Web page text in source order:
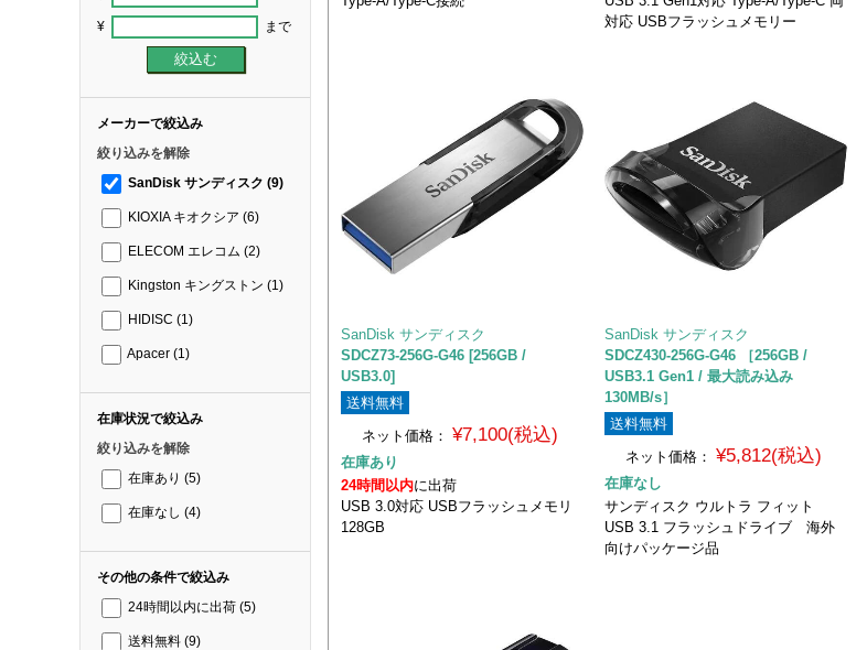
¥ まで
メーカーで絞込み
絞り込みを解除
SanDisk サンディスク (9)
KIOXIA キオクシア (6)
ELECOM エレコム (2)
Kingston キングストン (1)
HIDISC (1)
Apacer (1)
在庫状況で絞込み
絞り込みを解除
在庫あり (5)
在庫なし (4)
その他の条件で絞込み
24時間以内に出荷 (5)
送料無料 (9)
対応 USBフラッシュメモリー
SanDisk サンディスク
SDCZ73-256G-G46 [256GB /
USB3.0]
送料無料
ネット価格： ¥7,100(税込)
在庫あり
24時間以内に出荷
USB 3.0対応 USBフラッシュメモリ
128GB
SanDisk サンディスク
SDCZ430-256G-G46 ［256GB /
USB3.1 Gen1 / 最大読み込み
130MB/s］
送料無料
ネット価格： ¥5,812(税込)
在庫なし
サンディスク ウルトラ フィット
USB 3.1 フラッシュドライブ 海外
向けパッケージ品